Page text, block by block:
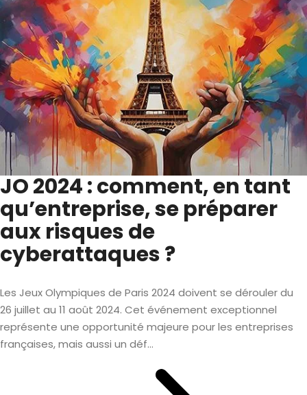
JO 2024 : comment, en tant
qu’entreprise, se préparer
aux risques de
cyberattaques ?
Les Jeux Olympiques de Paris 2024 doivent se dérouler du
26 juillet au 11 août 2024. Cet événement exceptionnel
représente une opportunité majeure pour les entreprises
françaises, mais aussi un déf...